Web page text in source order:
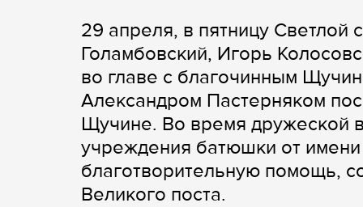
29 апреля, в пятницу
Голамбовский, Игорь
во главе с благочинным
Александром Пастерняком
Щучине. Во время дружеской
учреждения батюшки от
благотворительную помощь,
Великого поста.